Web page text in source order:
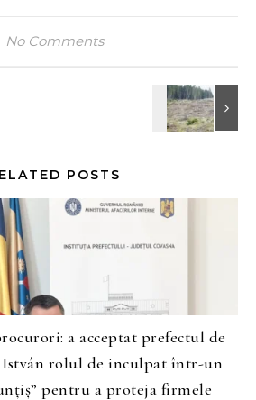
No Comments
POSTS
a acceptat prefectul de
István rolul de inculpat într-un
pentru a proteja firmele